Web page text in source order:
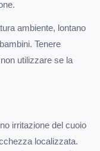
ambiente, lontano
Tenere
utilizzare se la
irritazione del cuoio
localizzata.